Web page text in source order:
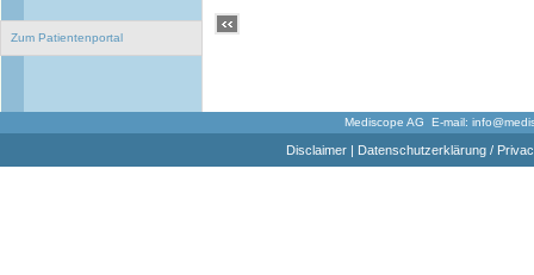
Zum Patientenportal
Mediscope AG E-mail:
Disclaimer| Datenschutzerklärung /